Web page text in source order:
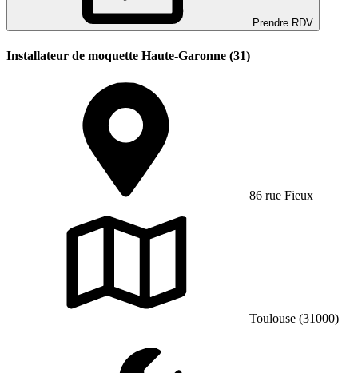
Prendre RDV
Installateur de moquette Haute-Garonne (31)
86 rue Fieux
Toulouse (31000)